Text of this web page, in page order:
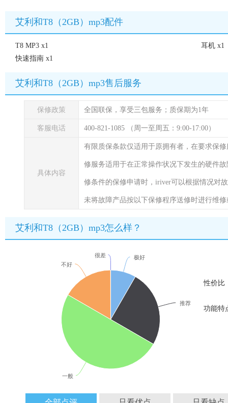
艾利和T8（2GB）mp3配件
T8 MP3 x1
耳机 x1
快速指南 x1
艾利和T8（2GB）mp3售后服务
保修政策 全国联保，享受三包服务；质保期为1年
客服电话 400-821-1085 （周一至周五：9:00-17:00）
具体内容
有限质保条款仅适用于原拥有者，在要求保
修服务适用于在正常操作状况下发生的硬件
修条件的保修申请时，iriver可以根据情况对
未将故障产品按以下保修程序送修时进行维
艾利和T8（2GB）mp3怎么样？
极好
推荐
一般
不好
很差
性价比
功能特